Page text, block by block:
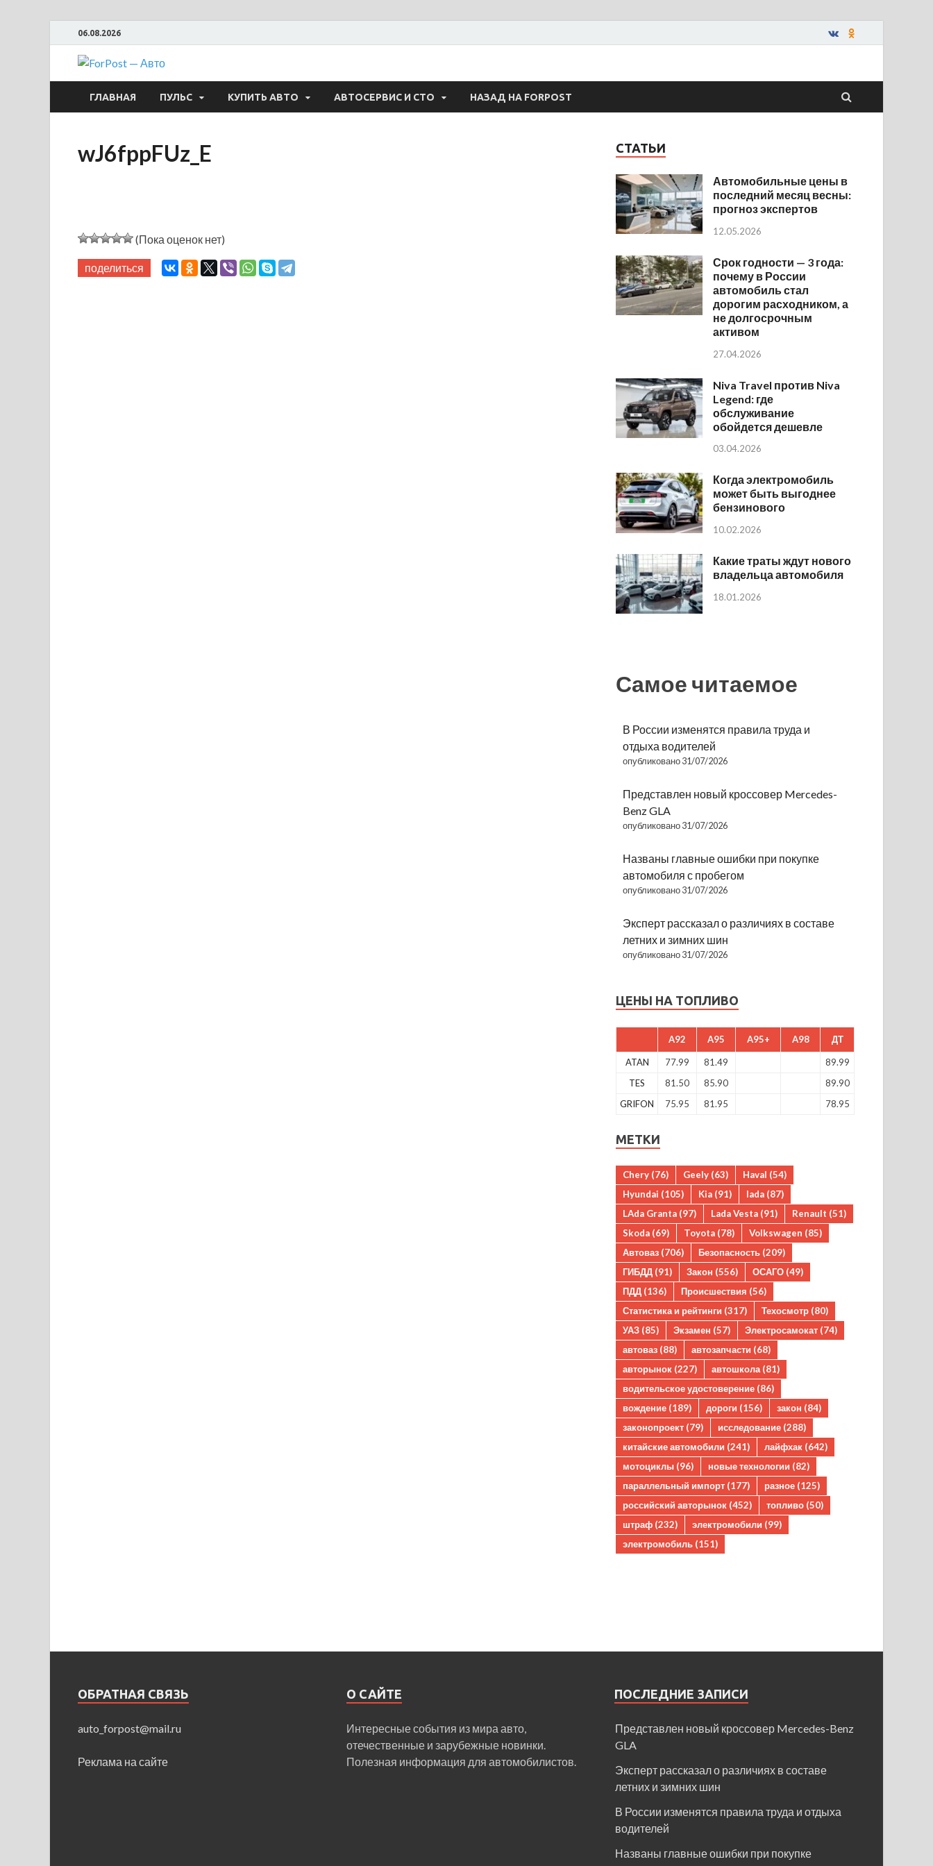
06.08.2026
ForPost — Авто
ГЛАВНАЯ ПУЛЬС КУПИТЬ АВТО АВТОСЕРВИС И СТО НАЗАД НА FORPOST
wJ6fppFUz_E
(Пока оценок нет)
поделиться
СТАТЬИ
Автомобильные цены в
последний месяц весны:
прогноз экспертов
12.05.2026
Срок годности — 3 года:
почему в России
автомобиль стал
дорогим расходником, а
не долгосрочным
активом
27.04.2026
Niva Travel против Niva
Legend: где
обслуживание
обойдется дешевле
03.04.2026
Когда электромобиль
может быть выгоднее
бензинового
10.02.2026
Какие траты ждут нового
владельца автомобиля
18.01.2026
Самое читаемое
В России изменятся правила труда и
отдыха водителей
опубликовано 31/07/2026
Представлен новый кроссовер Mercedes-
Benz GLA
опубликовано 31/07/2026
Названы главные ошибки при покупке
автомобиля с пробегом
опубликовано 31/07/2026
Эксперт рассказал о различиях в составе
летних и зимних шин
опубликовано 31/07/2026
ЦЕНЫ НА ТОПЛИВО
A92 A95 A95+ A98 ДТ
ATAN 77.99 81.49
89.99
TES
81.50 85.90
89.90
GRIFON
75.95 81.95 78.95
МЕТКИ
Chery (76) Geely (63) Haval (54)
Hyundai (105) Kia (91) lada (87)
LAda Granta (97) Lada Vesta (91) Renault (51)
Skoda (69) Toyota (78) Volkswagen (85)
Автоваз (706) Безопасность (209)
ГИБДД (91) Закон (556) ОСАГО (49)
ПДД (136) Происшествия (56)
Статистика и рейтинги (317) Техосмотр (80)
УАЗ (85) Экзамен (57) Электросамокат (74)
автоваз (88) автозапчасти (68)
авторынок (227) автошкола (81)
водительское удостоверение (86)
вождение (189) дороги (156) закон (84)
законопроект (79) исследование (288)
китайские автомобили (241) лайфхак (642)
мотоциклы (96) новые технологии (82)
параллельный импорт (177) разное (125)
российский авторынок (452) топливо (50)
штраф (232) электромобили (99)
электромобиль (151)
ОБРАТНАЯ СВЯЗЬ
auto_forpost@mail.ru
Реклама на сайте
О САЙТЕ
Интересные события из мира авто,
отечественные и зарубежные новинки.
Полезная информация для автомобилистов.
ПОСЛЕДНИЕ ЗАПИСИ
Представлен новый кроссовер Mercedes-Benz
GLA
Эксперт рассказал о различиях в составе
летних и зимних шин
В России изменятся правила труда и отдыха
водителей
Названы главные ошибки при покупке